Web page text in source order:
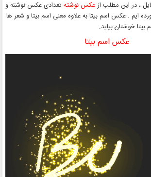
، در این مطلب از عکس نوشته تعدادی عکس نوشته و
ایم . عکس اسم بیتا به علاوه معنی اسم بیتا و شعر ها
بیتا خوشتان بیاید.
عکس اسم بیتا